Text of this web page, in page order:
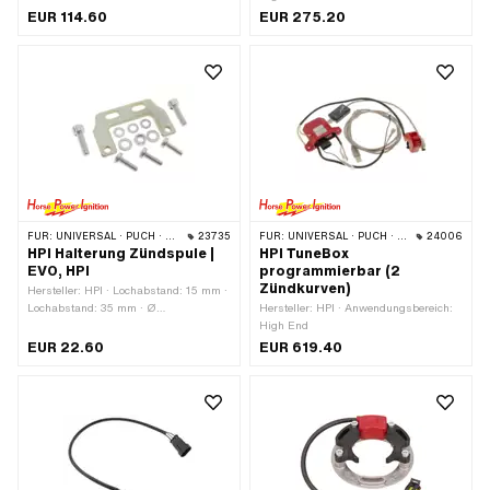
· Befestigungsart: Stehbolzen &
EUR 114.60 EUR 275.20
FÜR: UNIVERSAL · PUCH · SACHS · PONY / CILO (BETA 521 & 512) · ZÜNDAPP BELMONDO 23735
HPI Halterung Zündspule |
EVO, HPI
Hersteller: HPI · Lochabstand: 15 mm ·
Lochabstand: 35 mm · Ø
Befestigungsart: Schrauben · Anzahl
EUR 22.60
FÜR: UNIVERSAL · PUCH · SACHS · PONY / CILO (BETA 521 & 512) · PIAGGIO · ZÜNDAPP BELMONDO 24006
HPI TuneBox
programmierbar (2
Zündkurven)
Hersteller: HPI · Anwendungsbereich:
High End
EUR 619.40